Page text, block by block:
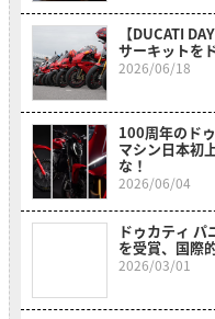
【DUCATI
サーキットを
2026/06/18
100周年のド
マシン日本初
な！
2026/06/04
ドゥカティ
を受賞、国際
2026/03/01